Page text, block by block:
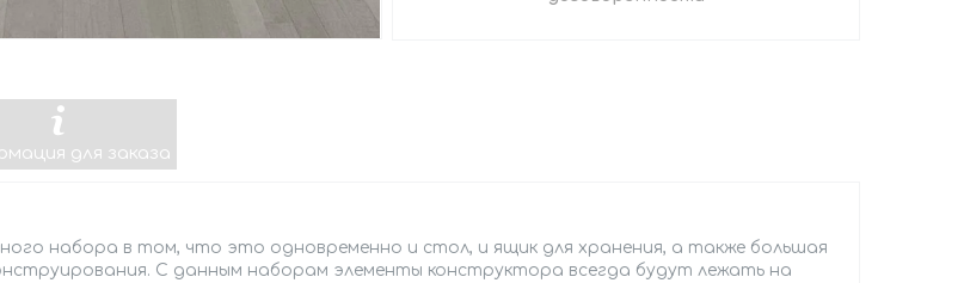
для заказа
набора в том, что это одновременно и стол, и ящик для хранения, а также большая
С данным наборам элементы конструктора всегда будут лежать на